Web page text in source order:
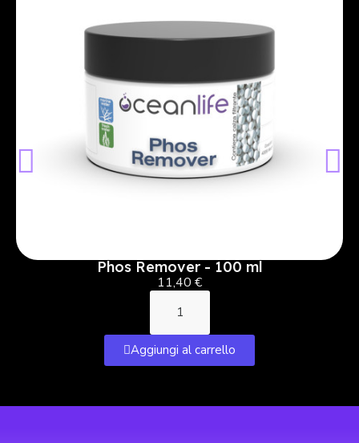
Phos Remover - 100 ml
11,40 €
Aggiungi al carrello